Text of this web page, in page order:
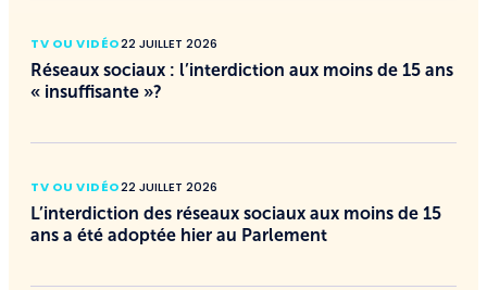
TV OU VIDÉO22 JUILLET 2026
Réseaux sociaux : l’interdiction aux moins de 15 ans
« insuffisante »?
TV OU VIDÉO22 JUILLET 2026
L’interdiction des réseaux sociaux aux moins de 15
ans a été adoptée hier au Parlement